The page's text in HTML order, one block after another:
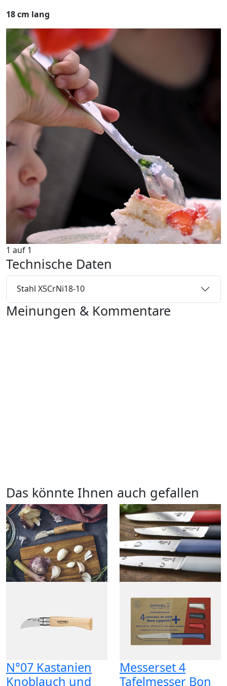
18 cm lang
1 auf 1
Technische Daten
Stahl X5CrNi18-10
Meinungen & Kommentare
Das könnte Ihnen auch gefallen
N°07 Kastanien
Knoblauch und
Messerset 4
Tafelmesser Bon